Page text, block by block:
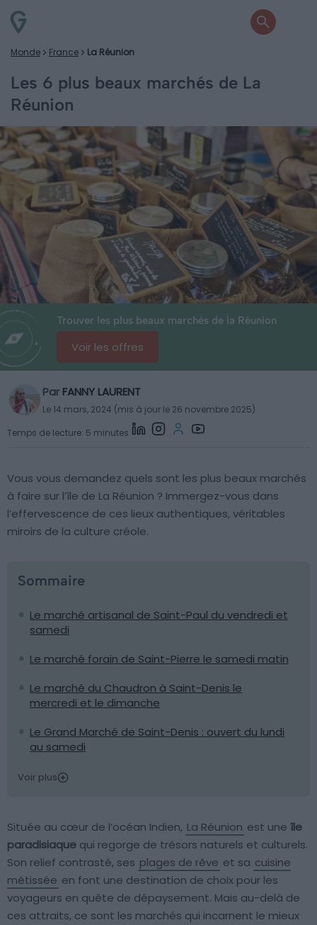
Monde France La Réunion
Les 6 plus beaux marchés de La
Réunion
Trouver les plus beaux marchés de la Réunion
Voir les offres
Par FANNY LAURENT
Le 14 mars, 2024 (mis à jour le 26 novembre 2025)
Temps de lecture: 5 minutes
Vous vous demandez quels sont les plus beaux marchés
à faire sur l’île de La Réunion ? Immergez-vous dans
l’effervescence de ces lieux authentiques, véritables
miroirs de la culture créole.
Sommaire
Le marché artisanal de Saint-Paul du vendredi et
samedi
Le marché forain de Saint-Pierre le samedi matin
Le marché du Chaudron à Saint-Denis le
mercredi et le dimanche
Le Grand Marché de Saint-Denis : ouvert du lundi
au samedi
Voir plus
Située au cœur de l’océan Indien, La Réunion est une île
paradisiaque qui regorge de trésors naturels et culturels.
Son relief contrasté, ses plages de rêve et sa cuisine
métissée en font une destination de choix pour les
voyageurs en quête de dépaysement. Mais au-delà de
ces attraits, ce sont les marchés qui incarnent le mieux